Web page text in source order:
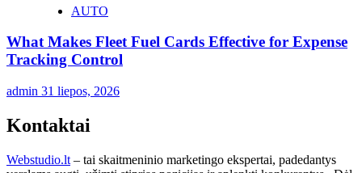
AUTO
What Makes Fleet Fuel Cards Effective for Expense
Tracking Control
admin 31 liepos, 2026
Kontaktai
Webstudio.lt – tai skaitmeninio marketingo ekspertai, padedantys